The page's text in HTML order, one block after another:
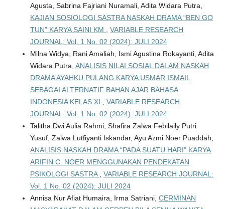
Agusta, Sabrina Fajriani Nuramali, Adita Widara Putra,
KAJIAN SOSIOLOGI SASTRA NASKAH DRAMA “BEN GO
TUN” KARYA SAINI KM
VARIABLE RESEARCH
JOURNAL: Vol. 1 No. 02 (2024): JULI 2024
Milna Widya, Rani Amaliah, Ismi Agustina Rokayanti, Adita
Widara Putra, ANALISIS NILAI SOSIAL DALAM NASKAH
DRAMA AYAHKU PULANG KARYA USMAR ISMAIL
SEBAGAI ALTERNATIF BAHAN AJAR BAHASA
INDONESIA KELAS XI
VARIABLE RESEARCH
JOURNAL: Vol. 1 No. 02 (2024): JULI 2024
Talitha Dwi Aulia Rahmi, Shafira Zalwa Febilaily Putri
Yusuf, Zalwa Lutfiyanti Iskandar, Ayu Azmi Noer Puaddah,
ANALISIS NASKAH DRAMA “PADA SUATU HARI” KARYA
ARIFIN C. NOER MENGGUNAKAN PENDEKATAN
PSIKOLOGI SASTRA
VARIABLE RESEARCH JOURNAL:
Vol. 1 No. 02 (2024): JULI 2024
Annisa Nur Afiat Humaira, Irma Satriani, CERMINAN